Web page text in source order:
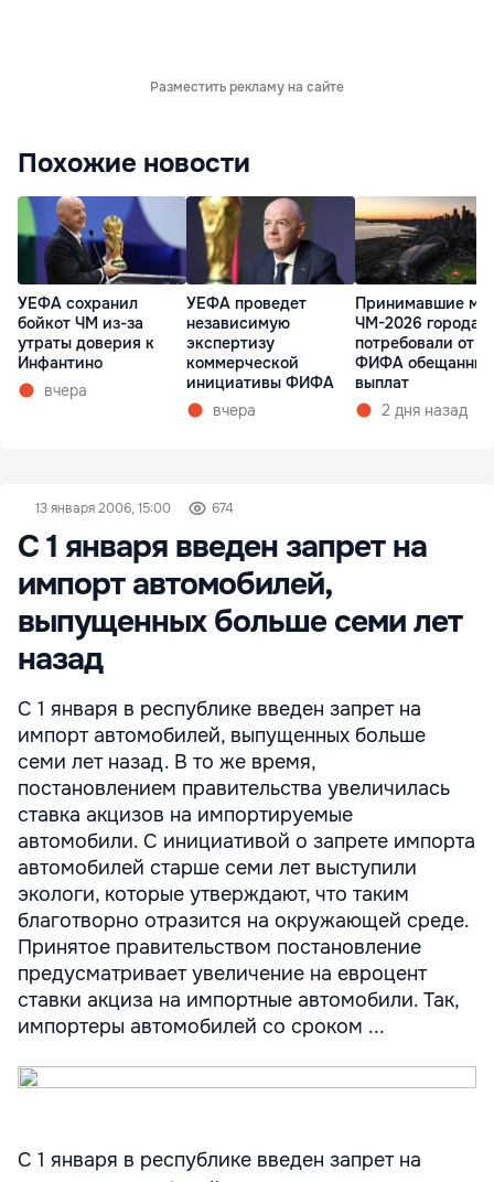
Разместить рекламу на сайте
Похожие новости
УЕФА сохранил
бойкот ЧМ из-за
утраты доверия к
Инфантино
вчера
УЕФА проведет
независимую
экспертизу
коммерческой
инициативы ФИФА
вчера
Принимавшие
ЧМ-2026 города
потребовали от
ФИФА обещанных
выплат
2 дня назад
13 января 2006, 15:00 674
С 1 января введен запрет на
импорт автомобилей,
выпущенных больше семи лет
назад
С 1 января в республике введен запрет на
импорт автомобилей, выпущенных больше
семи лет назад. В то же время,
постановлением правительства увеличилась
ставка акцизов на импортируемые
автомобили. С инициативой о запрете импорта
автомобилей старше семи лет выступили
экологи, которые утверждают, что таким
благотворно отразится на окружающей среде.
Принятое правительством постановление
предусматривает увеличение на евроцент
ставки акциза на импортные автомобили. Так,
импортеры автомобилей со сроком ...
С 1 января в республике введен запрет на